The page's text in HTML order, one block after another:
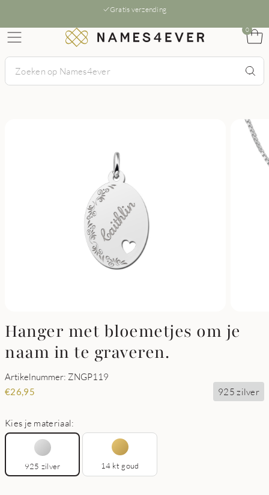
Gratis verzending
0
Hanger met bloemetjes om je
naam in te graveren.
Artikelnummer: ZNGP119
€26,95 925 zilver
Kies je materiaal:
925 zilver 14 kt goud